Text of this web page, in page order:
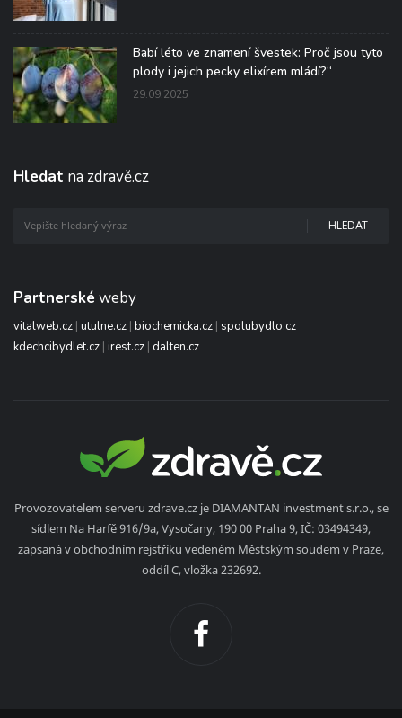
Babí léto ve znamení švestek: Proč jsou tyto
plody i jejich pecky elixírem mládí?“
29.09.2025
Hledat na zdravě.cz
HLEDAT
Partnerské weby
vitalweb.cz | utulne.cz | biochemicka.cz | spolubydlo.cz
kdechcibydlet.cz | irest.cz | dalten.cz
Provozovatelem serveru zdrave.cz je DIAMANTAN investment s.r.o., se
sídlem Na Harfě 916/9a, Vysočany, 190 00 Praha 9, IČ: 03494349,
zapsaná v obchodním rejstříku vedeném Městským soudem v Praze,
oddíl C, vložka 232692.